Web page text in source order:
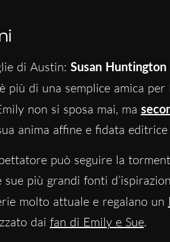
di Austin: Susan
più di una semplice amica
non si sposa mai, ma
anima affine e fidata
può seguire la
più grandi fonti
molto attuale e regalano un
dai fan di Emily e Sue.